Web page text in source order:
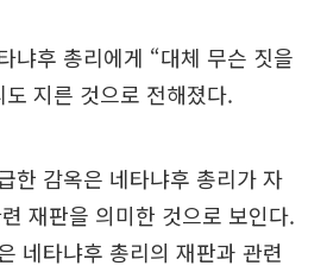
냐후 총리에게 “대체 무슨 짓을
지른 것으로 전해졌다.
한 감옥은 네타냐후 총리가 자
재판을 의미한 것으로 보인다.
네타냐후 총리의 재판과 관련